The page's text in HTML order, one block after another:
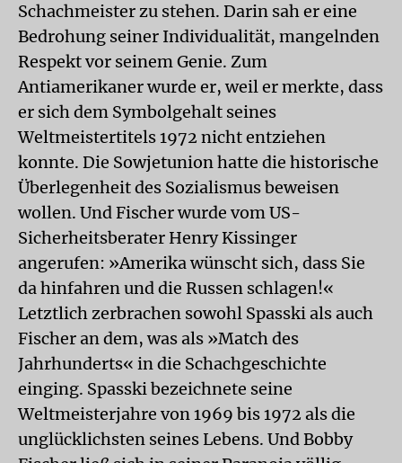
Schachmeister zu stehen. Darin sah er eine
Bedrohung seiner Individualität, mangelnden
Respekt vor seinem Genie. Zum
Antiamerikaner wurde er, weil er merkte, dass
er sich dem Symbolgehalt seines
Weltmeistertitels 1972 nicht entziehen
konnte. Die Sowjetunion hatte die historische
Überlegenheit des Sozialismus beweisen
wollen. Und Fischer wurde vom US-
Sicherheitsberater Henry Kissinger
angerufen: »Amerika wünscht sich, dass Sie
da hinfahren und die Russen schlagen!«
Letztlich zerbrachen sowohl Spasski als auch
Fischer an dem, was als »Match des
Jahrhunderts« in die Schachgeschichte
einging. Spasski bezeichnete seine
Weltmeisterjahre von 1969 bis 1972 als die
unglücklichsten seines Lebens. Und Bobby